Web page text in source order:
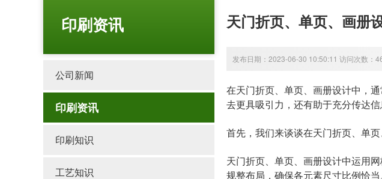
印刷资讯
公司新闻
印刷资讯
印刷知识
工艺知识
天门折页、单页、画册
发布日期：2023-06-30 10:50:11 访问次数：
在天门折页、单页、画册设计中，
去更具吸引力，还有助于充分传达信
首先，我们来谈谈在天门折页、单
天门折页、单页、画册设计中运用
规整布局，确保各元素尺寸比例恰